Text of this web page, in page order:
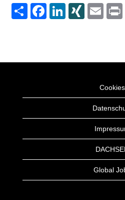
Share FacebookLinkedInXING Email
Cookies
Global